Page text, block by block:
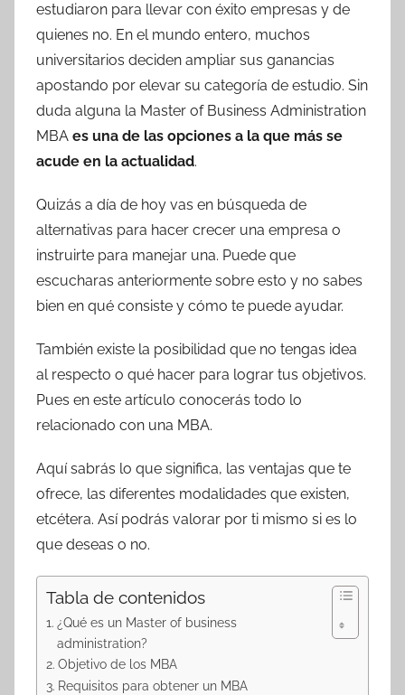
estudiaron para llevar con éxito empresas y de
quienes no. En el mundo entero, muchos
universitarios deciden ampliar sus ganancias
apostando por elevar su categoría de estudio. Sin
duda alguna la Master of Business Administration
MBA es una de las opciones a la que más se
acude en la actualidad.
Quizás a día de hoy vas en búsqueda de
alternativas para hacer crecer una empresa o
instruirte para manejar una. Puede que
escucharas anteriormente sobre esto y no sabes
bien en qué consiste y cómo te puede ayudar.
También existe la posibilidad que no tengas idea
al respecto o qué hacer para lograr tus objetivos.
Pues en este artículo conocerás todo lo
relacionado con una MBA.
Aquí sabrás lo que significa, las ventajas que te
ofrece, las diferentes modalidades que existen,
etcétera. Así podrás valorar por ti mismo si es lo
que deseas o no.
Tabla de contenidos
¿Qué es un Master of business
administration?
Objetivo de los MBA
Requisitos para obtener un MBA